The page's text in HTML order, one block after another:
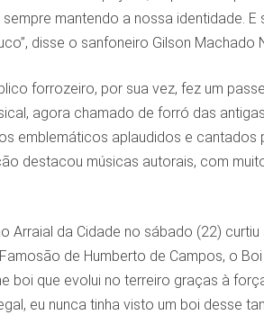
mantendo a nossa identidade.
disse o sanfoneiro Gilson Machado
forrozeiro, por sua vez, fez um
agora chamado de forró das
emblemáticos aplaudidos e
destacou músicas autorais, com
Arraial da Cidade no sábado (22)
de Humberto de Campos, o
boi que evolui no terreiro graças à
eu nunca tinha visto um boi desse